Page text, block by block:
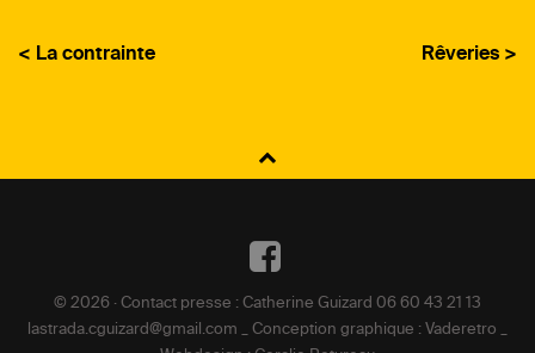
NAVIGATION
L’ARTICLE
< La contrainte Rêveries >
Facebook
© 2026 · Contact presse : Catherine Guizard 06 60 43 21 13
lastrada.cguizard@gmail.com _ Conception graphique : Vaderetro _